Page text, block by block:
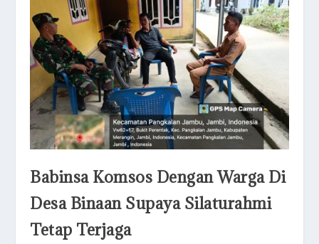
Babinsa Komsos Dengan Warga Di
Desa Binaan Supaya Silaturahmi
Tetap Terjaga